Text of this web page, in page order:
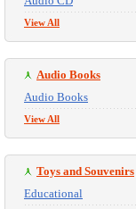
View All
Audio Books
Audio Books
View All
Toys and Souvenirs
Educational